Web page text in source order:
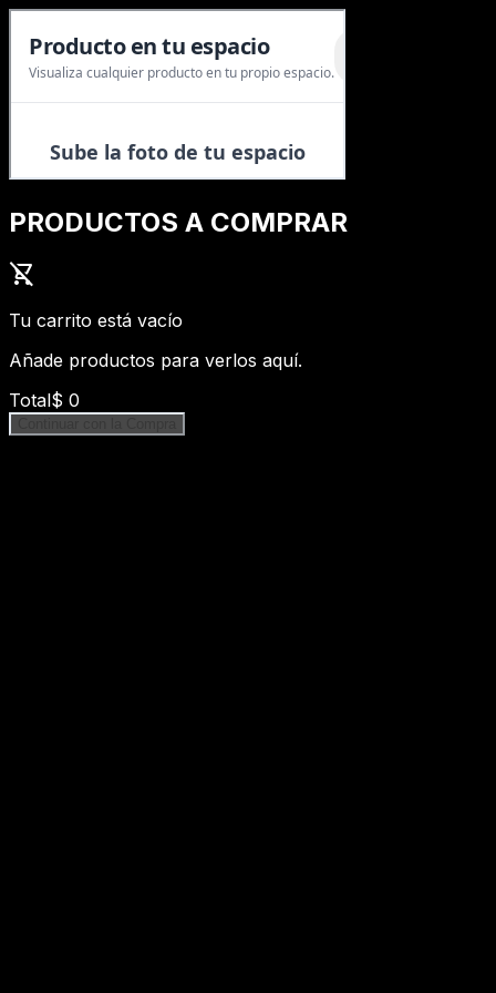
PRODUCTOS A COMPRAR
shopping_cart_off
Tu carrito está vacío
Añade productos para verlos aquí.
Total$ 0